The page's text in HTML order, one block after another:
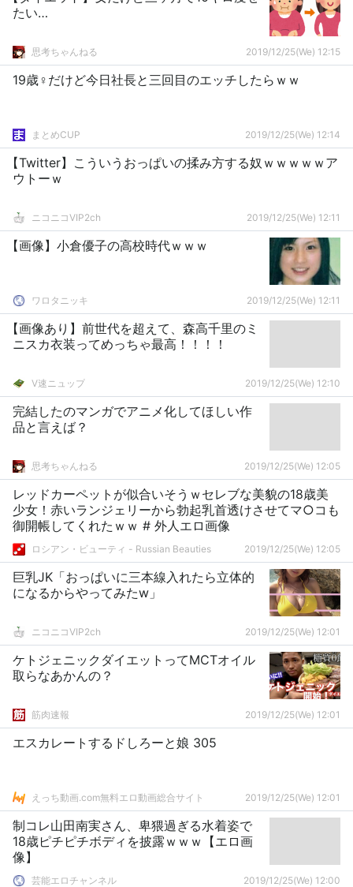
たい…
思考ちゃんねる 2019/12/25(We) 12:15
19歳♀だけど今日社長と三回目のエッチしたらｗｗ
まとめCUP 2019/12/25(We) 12:14
【Twitter】こういうおっぱいの揉み方する奴ｗｗｗｗｗア
ウトーｗ
ニコニコVIP2ch 2019/12/25(We) 12:11
【画像】小倉優子の高校時代ｗｗｗ
ワロタニッキ 2019/12/25(We) 12:11
【画像あり】前世代を超えて、森高千里のミ
ニスカ衣装ってめっちゃ最高！！！！
V速ニュップ 2019/12/25(We) 12:10
完結したのマンガでアニメ化してほしい作
品と言えば？
思考ちゃんねる 2019/12/25(We) 12:05
レッドカーペットが似合いそうｗセレブな美貌の18歳美
少女！赤いランジェリーから勃起乳首透けさせてマ○コも
御開帳してくれたｗｗ # 外人エロ画像
ロシアン・ビューティ - Russian Beauties 2019/12/25(We) 12:05
巨乳JK「おっぱいに三本線入れたら立体的
になるからやってみたw」
ニコニコVIP2ch 2019/12/25(We) 12:01
ケトジェニックダイエットってMCTオイル
取らなあかんの？
筋肉速報 2019/12/25(We) 12:01
エスカレートするドしろーと娘 305
えっち動画.com無料エロ動画総合サイト 2019/12/25(We) 12:01
制コレ山田南実さん、卑猥過ぎる水着姿で
18歳ピチピチボディを披露ｗｗｗ【エロ画
像】
芸能エロチャンネル 2019/12/25(We) 12:00